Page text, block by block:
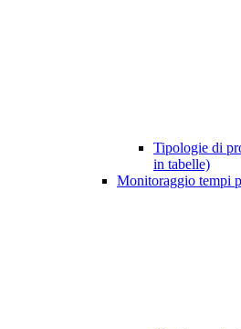
Tipologie di
in tabelle)
Monitoraggio tempi